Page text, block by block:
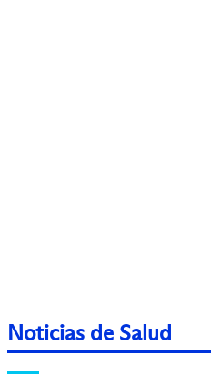
Noticias de Salud